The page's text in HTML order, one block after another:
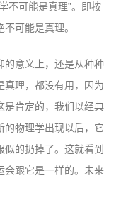
不可能是真理”。即按
可能是真理。
的意义上，还是从种种
真理，都没有用，因为
是肯定的，我们以经典
的物理学出现以后，它
的扔掉了。这就看到
会跟它是一样的。未来